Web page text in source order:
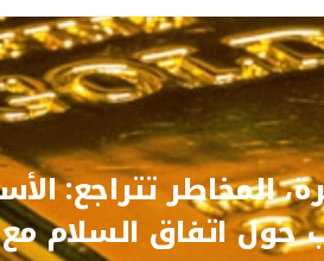
المخاطر تتراجع:
حول اتفاق السلام مع